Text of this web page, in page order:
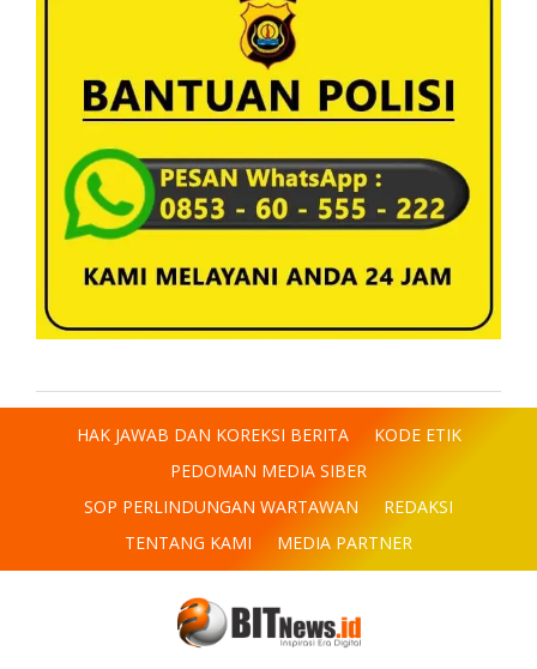
HAK JAWAB DAN KOREKSI BERITA
KODE ETIK
PEDOMAN MEDIA SIBER
SOP PERLINDUNGAN WARTAWAN
REDAKSI
TENTANG KAMI
MEDIA PARTNER